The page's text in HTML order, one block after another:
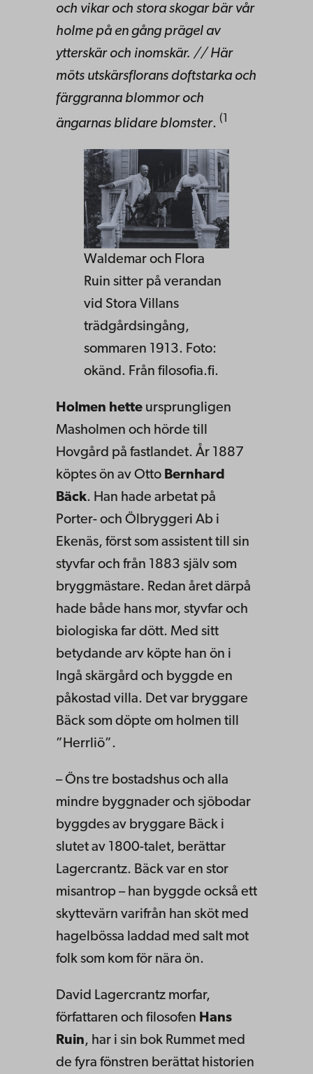
och vikar och stora skogar bär vår
holme på en gång prägel av
ytterskär och inomskär. // Här
möts utskärsflorans doftstarka och
färggranna blommor och
ängarnas blidare blomster. (1
Waldemar och Flora
Ruin sitter på verandan
vid Stora Villans
trädgårdsingång,
sommaren 1913. Foto:
okänd. Från filosofia.fi.
Holmen hette ursprungligen
Masholmen och hörde till
Hovgård på fastlandet. År 1887
köptes ön av Otto Bernhard
Bäck. Han hade arbetat på
Porter- och Ölbryggeri Ab i
Ekenäs, först som assistent till sin
styvfar och från 1883 själv som
bryggmästare. Redan året därpå
hade både hans mor, styvfar och
biologiska far dött. Med sitt
betydande arv köpte han ön i
Ingå skärgård och byggde en
påkostad villa. Det var bryggare
Bäck som döpte om holmen till
”Herrliö”.
– Öns tre bostadshus och alla
mindre byggnader och sjöbodar
byggdes av bryggare Bäck i
slutet av 1800-talet, berättar
Lagercrantz. Bäck var en stor
misantrop – han byggde också ett
skyttevärn varifrån han sköt med
hagelbössa laddad med salt mot
folk som kom för nära ön.
David Lagercrantz morfar,
författaren och filosofen Hans
Ruin, har i sin bok Rummet med
de fyra fönstren berättat historien